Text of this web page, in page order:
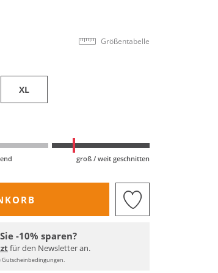
Größentabelle
XL
groß / weit geschnitten
-10% sparen?
für den Newsletter an.
Gutscheinbedingungen.